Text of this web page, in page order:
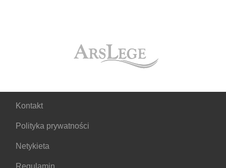
Kontakt
Polityka prywatności
Netykieta
Regulamin